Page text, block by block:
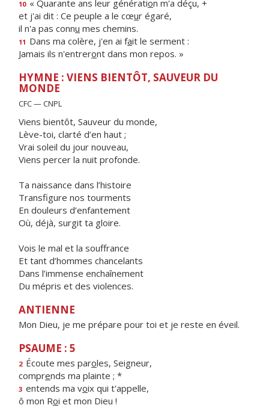
10 « Quarante ans leur génération m'a déçu, +
et j'ai dit : Ce peuple a le cœur égaré,
il n'a pas connu mes chemins.
11 Dans ma colère, j'en ai fait le serment :
Jamais ils n'entreront dans mon repos. »
HYMNE : VIENS BIENTÔT, SAUVEUR DU
MONDE
CFC — CNPL
Viens bientôt, Sauveur du monde,
Lève-toi, clarté d’en haut ;
Vrai soleil du jour nouveau,
Viens percer la nuit profonde.
Ta naissance dans l’histoire
Transfigure nos tourments
En douleurs d’enfantement
Où, déjà, surgit ta gloire.
Vois le mal et la souffrance
Et tant d’hommes chancelants
Dans l’immense enchaînement
Du mépris et des violences.
ANTIENNE
Mon Dieu, je me prépare pour toi et je reste en éveil.
PSAUME : 5
2 Écoute mes paroles, Seigneur,
comprends ma plainte ; *
3 entends ma voix qui t'appelle,
ô mon Roi et mon Dieu !